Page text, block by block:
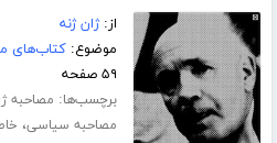
از:ژان ژنه
موضوع:کتاب‌های
۵۹ صفحه
برچسب‌ها: مصاحبه
مصاحبه سیاسی،